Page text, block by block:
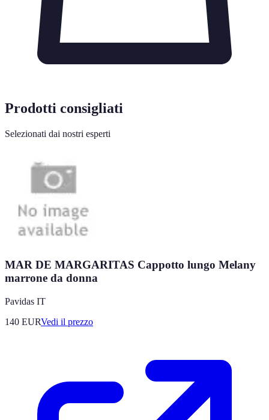
Prodotti consigliati
Selezionati dai nostri esperti
MAR DE MARGARITAS Cappotto lungo Melany
marrone da donna
Pavidas IT
140 EURVedi il prezzo